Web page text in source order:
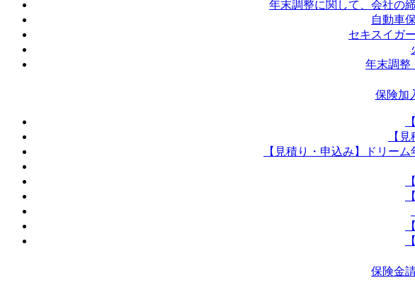
年末調整に関して、会社の
自動車
セキスイガ
年末調整
保険加
【
【見積り・申込み】ドリー
保険金